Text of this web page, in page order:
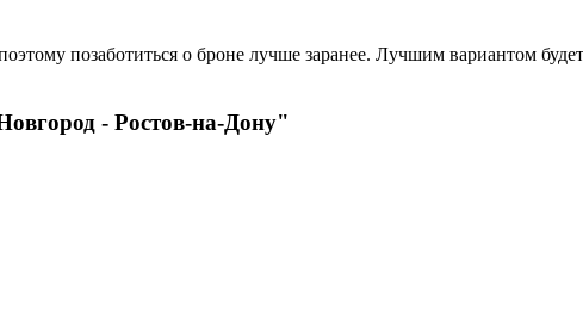
позаботиться о броне лучше заранее. Лучшим вариантом
- Ростов-на-Дону"